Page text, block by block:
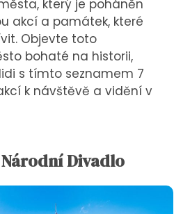
který je poháněn
akcí a památek, které
Objevte toto
bohaté na historii,
s tímto seznamem 7
k návštěvě a vidění v
Divadlo